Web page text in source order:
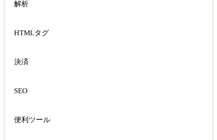
解析
HTMLタグ
決済
SEO
便利ツール